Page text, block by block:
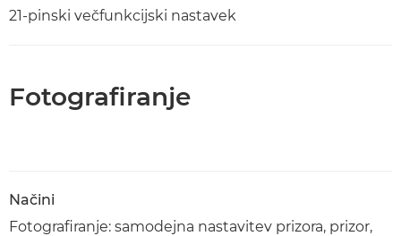
21-pinski večfunkcijski nastavek
Fotografiranje
Načini
Fotografiranje: samodejna nastavitev prizora, prizor,